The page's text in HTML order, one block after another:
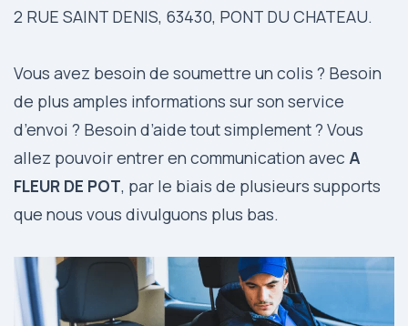
2 RUE SAINT DENIS, 63430, PONT DU CHATEAU.
Vous avez besoin de soumettre un colis ? Besoin
de plus amples informations sur son service
d’envoi ? Besoin d’aide tout simplement ? Vous
allez pouvoir entrer en communication avec A
FLEUR DE POT, par le biais de plusieurs supports
que nous vous divulguons plus bas.